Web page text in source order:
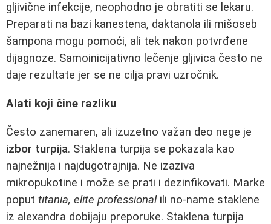
gljivične infekcije, neophodno je obratiti se lekaru.
Preparati na bazi kanestena, daktanola ili mišoseb
šampona mogu pomoći, ali tek nakon potvrđene
dijagnoze. Samoinicijativno lečenje gljivica često ne
daje rezultate jer se ne cilja pravi uzročnik.
Alati koji čine razliku
Često zanemaren, ali izuzetno važan deo nege je
izbor turpija. Staklena turpija se pokazala kao
najnežnija i najdugotrajnija. Ne izaziva
mikropukotine i može se prati i dezinfikovati. Marke
poput titania, elite professionalili no-name staklene
iz alexandra dobijaju preporuke. Staklena turpija